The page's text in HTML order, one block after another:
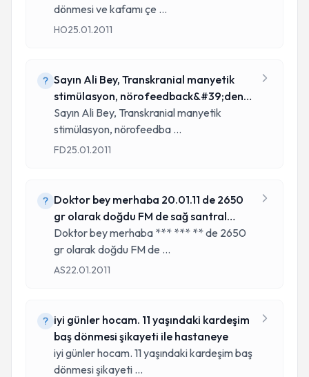
dönmesi ve kafamı çe ...
HO25.01.2011
Sayın Ali Bey, Transkranial manyetik
stimülasyon, nörofeedback&#39;den
far
Sayın Ali Bey, Transkranial manyetik
stimülasyon, nörofeedba ...
FD25.01.2011
Doktor bey merhaba 20.01.11 de 2650
gr olarak doğdu FM de sağ santral
fasiy
Doktor bey merhaba *** *** ** de 2650
gr olarak doğdu FM de ...
AS22.01.2011
iyi günler hocam. 11 yaşındaki kardeşim
baş dönmesi şikayeti ile hastaneye
iyi günler hocam. 11 yaşındaki kardeşim baş
dönmesi şikayeti ...